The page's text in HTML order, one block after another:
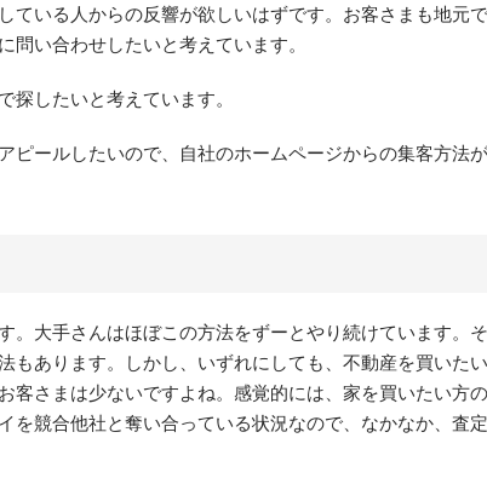
ている人からの反響が欲しいはずです。お客さまも地元
問い合わせしたいと考えています。
探したいと考えています。
ピールしたいので、自社のホームページからの集客方法
。大手さんはほぼこの方法をずーとやり続けています。
もあります。しかし、いずれにしても、不動産を買いた
客さまは少ないですよね。感覚的には、家を買いたい方
を競合他社と奪い合っている状況なので、なかなか、査